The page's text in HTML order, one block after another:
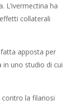
L’ivermectina ha
collaterali
apposta per
in uno studio di cui
contro la filariosi